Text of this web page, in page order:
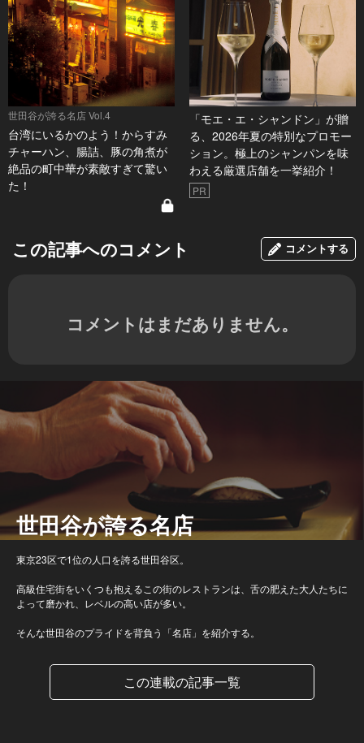
世田谷が誇る名店 Vol.4
台湾にいるかのよう！からすみ
チャーハン、腸詰、豚の角煮が
絶品の町中華が素敵すぎて驚い
た！
「モエ・エ・シャンドン」が贈
る、2026年夏の特別なプロモー
ション。極上のシャンパンを味
わえる厳選店舗を一挙紹介！
PR
この記事へのコメント コメントする
コメントはまだありません。
世田谷が誇る名店
東京23区で1位の人口を誇る世田谷区。
高級住宅街をいくつも抱えるこの街のレストランは、舌の肥えた大人たちに
よって磨かれ、レベルの高い店が多い。
そんな世田谷のプライドを背負う「名店」を紹介する。
この連載の記事一覧